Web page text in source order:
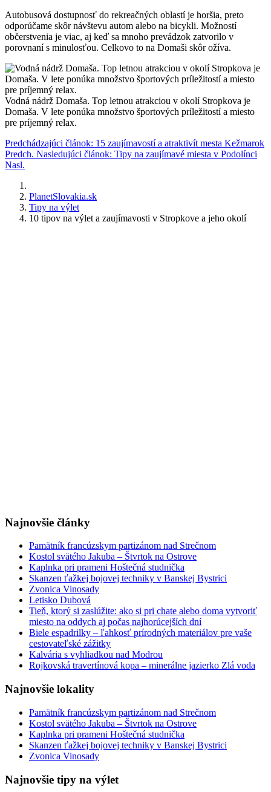
Autobusová dostupnosť do rekreačných oblastí je horšia, preto
odporúčame skôr návštevu autom alebo na bicykli. Možností
občerstvenia je viac, aj keď sa mnoho prevádzok zatvorilo v
porovnaní s minulosťou. Celkovo to na Domaši skôr ožíva.
Vodná nádrž Domaša. Top letnou atrakciou v okolí Stropkova je
Domaša. V lete ponúka množstvo športových príležitostí a miesto
pre príjemný relax.
Predchádzajúci článok: 15 zaujímavostí a atraktivít mesta Kežmarok
Predch. Nasledujúci článok: Tipy na zaujímavé miesta v Podolínci
Nasl.
PlanetSlovakia.sk
Tipy na výlet
10 tipov na výlet a zaujímavosti v Stropkove a jeho okolí
Najnovšie články
Pamätník francúzskym partizánom nad Strečnom
Kostol svätého Jakuba – Štvrtok na Ostrove
Kaplnka pri prameni Hoštečná studnička
Skanzen ťažkej bojovej techniky v Banskej Bystrici
Zvonica Vinosady
Letisko Dubová
Tieň, ktorý si zaslúžite: ako si pri chate alebo doma vytvoriť
miesto na oddych aj počas najhorúcejších dní
Biele espadrilky – ľahkosť prírodných materiálov pre vaše
cestovateľské zážitky
Kalvária s vyhliadkou nad Modrou
Rojkovská travertínová kopa – minerálne jazierko Zlá voda
Najnovšie lokality
Pamätník francúzskym partizánom nad Strečnom
Kostol svätého Jakuba – Štvrtok na Ostrove
Kaplnka pri prameni Hoštečná studnička
Skanzen ťažkej bojovej techniky v Banskej Bystrici
Zvonica Vinosady
Najnovšie tipy na výlet